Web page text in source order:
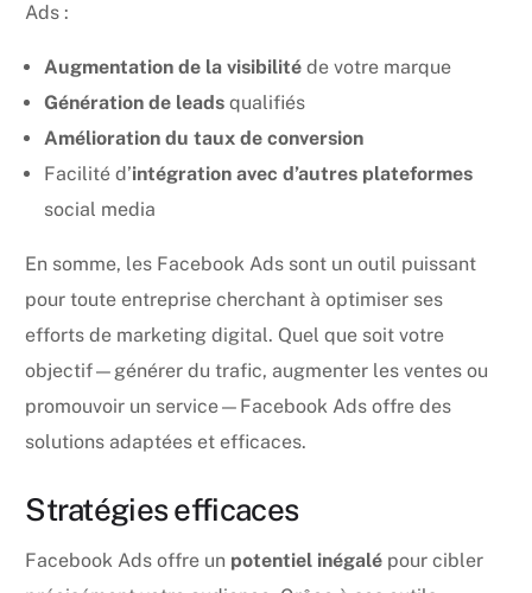
Ads :
Augmentation de la visibilité de votre marque
Génération de leads qualifiés
Amélioration du taux de conversion
Facilité d’intégration avec d’autres plateformes
social media
En somme, les Facebook Ads sont un outil puissant
pour toute entreprise cherchant à optimiser ses
efforts de marketing digital. Quel que soit votre
objectif—générer du trafic, augmenter les ventes ou
promouvoir un service—Facebook Ads offre des
solutions adaptées et efficaces.
Stratégies efficaces
Facebook Ads offre un potentiel inégalé pour cibler